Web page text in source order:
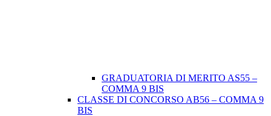
GRADUATORIA DI MERITO AS55 –
COMMA 9 BIS
CLASSE DI CONCORSO AB56 – COMMA 9
BIS